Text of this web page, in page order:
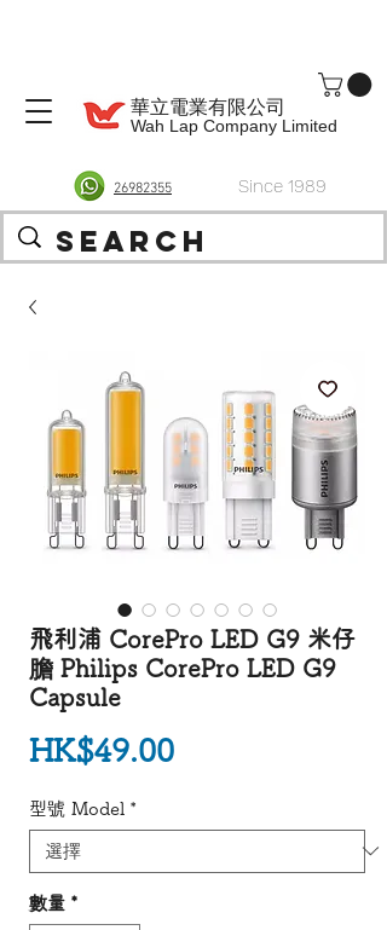
華立電業有限公司
Wah Lap Company Limited
Since 1989
26982355
飛利浦 CorePro LED G9 米仔
膽 Philips CorePro LED G9
Capsule
HK$49.00價格
型號 Model *
數量 *